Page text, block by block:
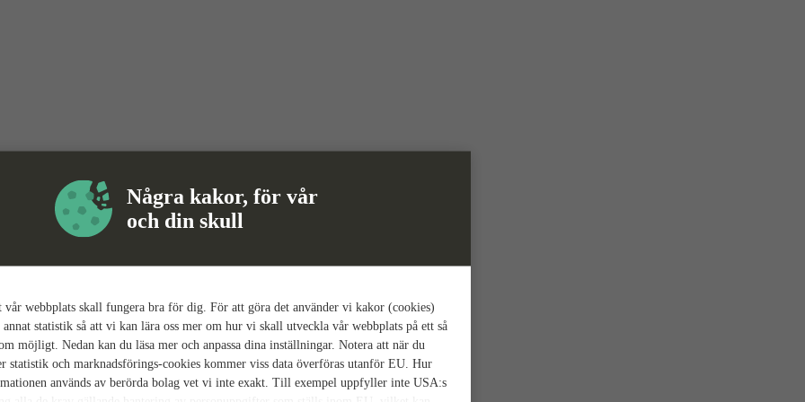
Några kakor, för vår
och din skull
webbplats skall fungera bra för dig. För att göra det använder vi kakor (cookies)
statistik så att vi kan lära oss mer om hur vi skall utveckla vår webbplats på ett så
möjligt. Nedan kan du läsa mer och anpassa dina inställningar. Notera att när du
statistik och marknadsförings-cookies kommer viss data överföras utanför EU. Hur
används av berörda bolag vet vi inte exakt. Till exempel uppfyller inte USA:s